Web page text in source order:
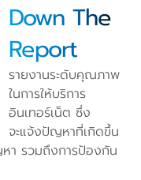
Down The
Report
รายงานระดับคุณภาพ
ในการให้บริการ
อินเทอร์เน็ต ซึ่ง
จะแจ้งปัญหาที่เกิดขึ้น
า รวมถึงการป้องกัน